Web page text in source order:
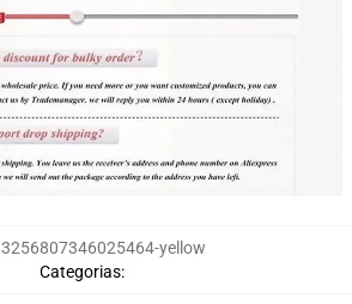
3256807346025464-yellow
Categorias: